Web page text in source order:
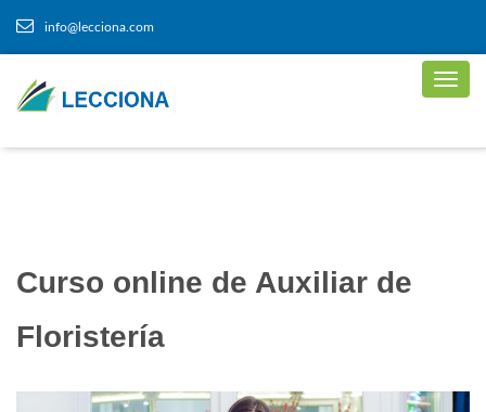
info@lecciona.com
Curso online de Auxiliar de
Floristería